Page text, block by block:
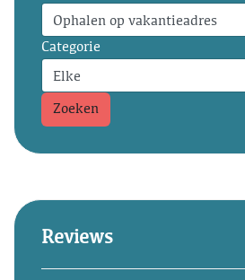
Categorie
Zoeken
Reviews